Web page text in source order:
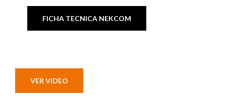
FICHA TECNICA NEKCOM
VER VIDEO